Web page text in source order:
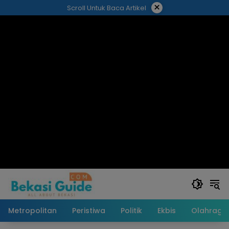
ke
Scroll Untuk Baca Artikel ×
Metropolitan Peristiwa Politik Ekbis Olahraga